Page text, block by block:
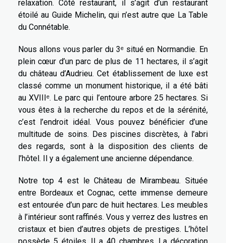
relaxation. Côté restaurant, il s’agit d’un restaurant
étoilé au Guide Michelin, qui n’est autre que La Table
du Connétable.
Nous allons vous parler du 3ᵉ situé en Normandie. En
plein cœur d’un parc de plus de 11 hectares, il s’agit
du château d’Audrieu. Cet établissement de luxe est
classé comme un monument historique, il a été bâti
au XVIIIᵉ. Le parc qui l’entoure arbore 25 hectares. Si
vous êtes à la recherche du repos et de la sérénité,
c’est l’endroit idéal. Vous pouvez bénéficier d’une
multitude de soins. Des piscines discrètes, à l’abri
des regards, sont à la disposition des clients de
l’hôtel. Il y a également une ancienne dépendance.
Notre top 4 est le Château de Mirambeau. Située
entre Bordeaux et Cognac, cette immense demeure
est entourée d’un parc de huit hectares. Les meubles
à l’intérieur sont raffinés. Vous y verrez des lustres en
cristaux et bien d’autres objets de prestiges. L’hôtel